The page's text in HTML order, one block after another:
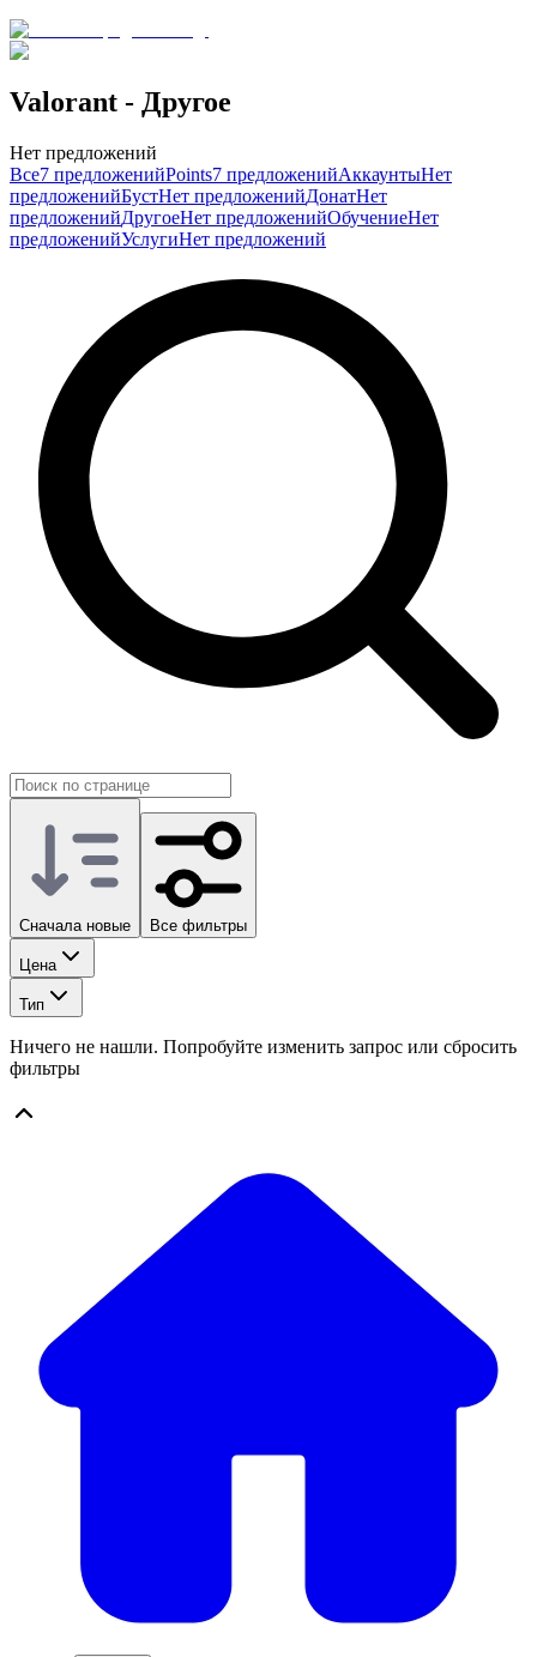
Valorant - Другое
Нет предложений
Все7 предложенийPoints7 предложенийАккаунтыНет
предложенийБустНет предложенийДонатНет
предложенийДругоеНет предложенийОбучениеНет
предложенийУслугиНет предложений
Сначала новые Все фильтры
Цена
Тип
Ничего не нашли. Попробуйте изменить запрос или сбросить
фильтры